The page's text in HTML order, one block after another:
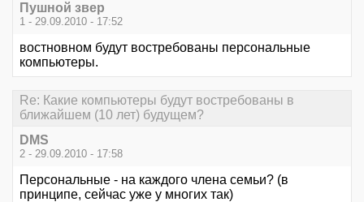
Пушной звер
1 - 29.09.2010 - 17:52
востновном будут востребованы персональные
компьютеры.
Re: Какие компьютеры будут востребованы в
ближайшем (10 лет) будущем?
DMS
2 - 29.09.2010 - 17:58
Персональные - на каждого члена семьи? (в
принципе, сейчас уже у многих так)